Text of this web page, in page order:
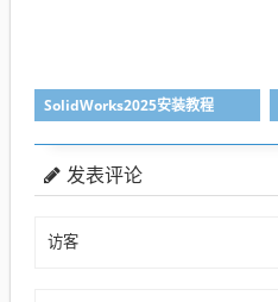
SolidWorks2025安装教程
发表评论